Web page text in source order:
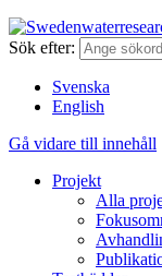
Sök efter:
Svenska
English
Gå vidare till innehåll
Projekt
Alla